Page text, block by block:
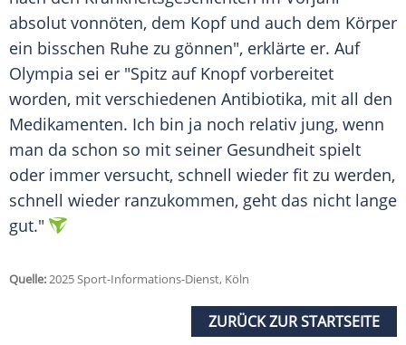
absolut vonnöten, dem Kopf und auch dem Körper
ein bisschen Ruhe zu gönnen", erklärte er. Auf
Olympia sei er "Spitz auf Knopf vorbereitet
worden, mit verschiedenen Antibiotika, mit all den
Medikamenten. Ich bin ja noch relativ jung, wenn
man da schon so mit seiner Gesundheit spielt
oder immer versucht, schnell wieder fit zu werden,
schnell wieder ranzukommen, geht das nicht lange
gut."
Quelle:2025 Sport-Informations-Dienst, Köln
ZURÜCK ZUR STARTSEITE